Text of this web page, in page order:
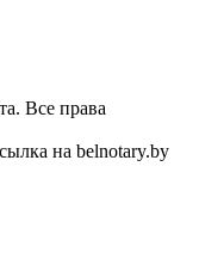
Все права
на belnotary.by